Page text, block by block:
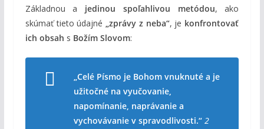
Základnou a jedinou spoľahlivou metódou, ako
skúmať tieto údajné„zprávy z neba“, je konfrontovať
ich obsah s Božím Slovom:
„Celé Písmo je Bohom vnuknuté a je
užitočné na vyučovanie,
napomínanie, naprávanie a
vychovávanie v spravodlivosti.“ 2